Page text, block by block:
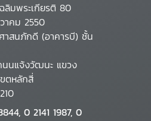
ลิมพระเกียรติ 80
าคม 2550
าสนภักดี (อาคารบี) ชั้น
นแจ้งวัฒนะ แขวง
ตหลักสี่
0 2141 1987, 0